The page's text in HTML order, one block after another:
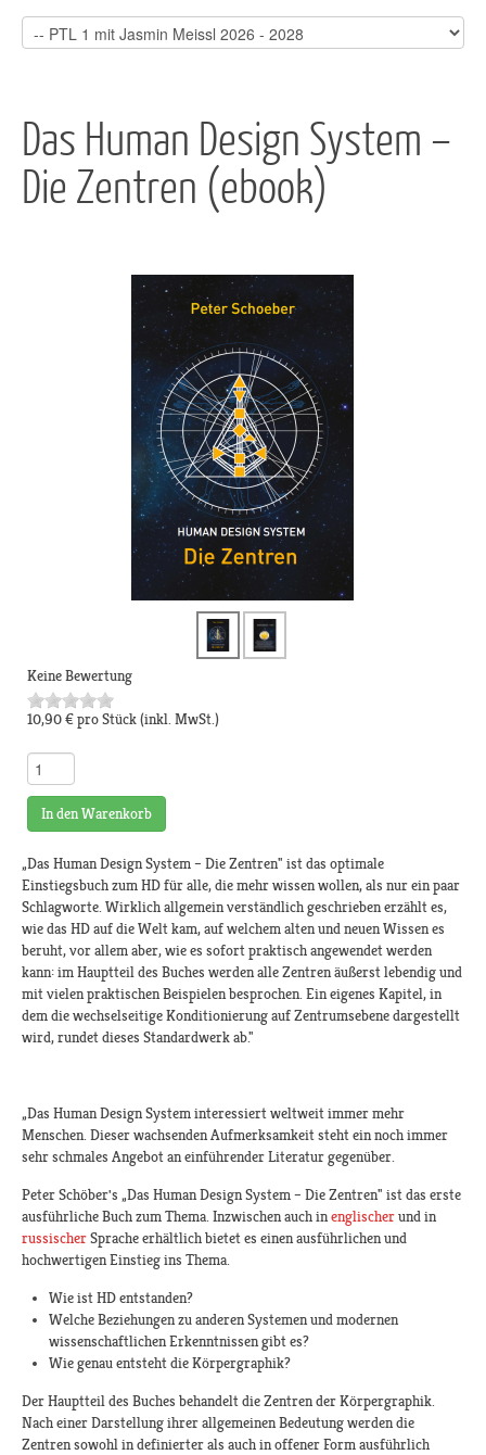
Das Human Design System –
Die Zentren (ebook)
Keine Bewertung
10,90 €pro Stück(inkl. MwSt.)
In den Warenkorb
„Das Human Design System – Die Zentren" ist das optimale
Einstiegsbuch zum HD für alle, die mehr wissen wollen, als nur ein paar
Schlagworte. Wirklich allgemein verständlich geschrieben erzählt es,
wie das HD auf die Welt kam, auf welchem alten und neuen Wissen es
beruht, vor allem aber, wie es sofort praktisch angewendet werden
kann: im Hauptteil des Buches werden alle Zentren äußerst lebendig und
mit vielen praktischen Beispielen besprochen. Ein eigenes Kapitel, in
dem die wechselseitige Konditionierung auf Zentrumsebene dargestellt
wird, rundet dieses Standardwerk ab."
„Das Human Design System interessiert weltweit immer mehr
Menschen. Dieser wachsenden Aufmerksamkeit steht ein noch immer
sehr schmales Angebot an einführender Literatur gegenüber.
Peter Schöber's „Das Human Design System – Die Zentren" ist das erste
ausführliche Buch zum Thema. Inzwischen auch inenglischerund in
russischerSprache erhältlich bietet es einen ausführlichen und
hochwertigen Einstieg ins Thema.
Wie ist HD entstanden?
Welche Beziehungen zu anderen Systemen und modernen
wissenschaftlichen Erkenntnissen gibt es?
Wie genau entsteht die Körpergraphik?
Der Hauptteil des Buches behandelt die Zentren der Körpergraphik.
Nach einer Darstellung ihrer allgemeinen Bedeutung werden die
Zentren sowohl in definierter als auch in offener Form ausführlich